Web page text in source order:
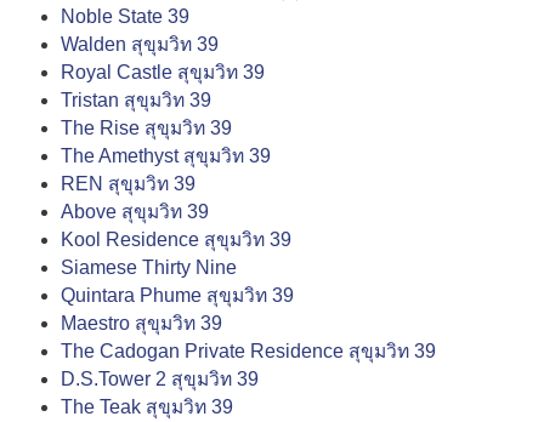
Noble State 39
Walden สุขุมวิท 39
Royal Castle สุขุมวิท 39
Tristan สุขุมวิท 39
The Rise สุขุมวิท 39
The Amethyst สุขุมวิท 39
REN สุขุมวิท 39
Above สุขุมวิท 39
Kool Residence สุขุมวิท 39
Siamese Thirty Nine
Quintara Phume สุขุมวิท 39
Maestro สุขุมวิท 39
The Cadogan Private Residence สุขุมวิท 39
D.S.Tower 2 สุขุมวิท 39
The Teak สุขุมวิท 39